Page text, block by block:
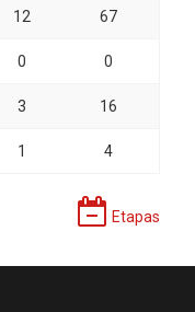
12 67
0 0
3 16
1 4
Etapas